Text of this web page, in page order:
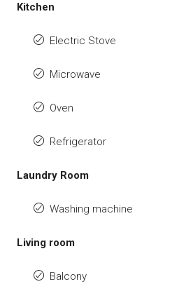
Kitchen
Electric Stove
Microwave
Oven
Refrigerator
Laundry Room
Washing machine
Living room
Balcony